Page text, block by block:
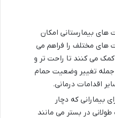
های بیمارستانی امکان
های مختلف را فراهم می
می کنند تا راحت تر و
جمله تغییر وضعیت حمام
اقدامات درمانی.
بیمارانی که دچار
در بستر می مانند